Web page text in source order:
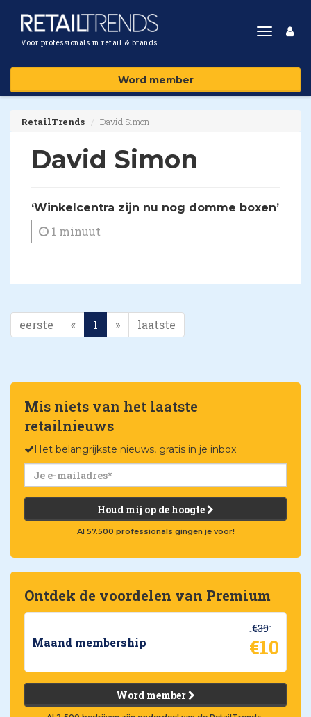
Voor professionals in retail & brands
Toggle
Word member
RetailTrends David Simon
David Simon
​‘Winkelcentra zijn nu nog domme boxen’
1 minuut
eerste « 1 » laatste
Mis niets van het laatste
retailnieuws
Het belangrijkste nieuws, gratis in je inbox
Houd mij op de hoogte
Al 57.500 professionals gingen je voor!
Ontdek de voordelen van Premium
Maand membership
€39
€10
Word member